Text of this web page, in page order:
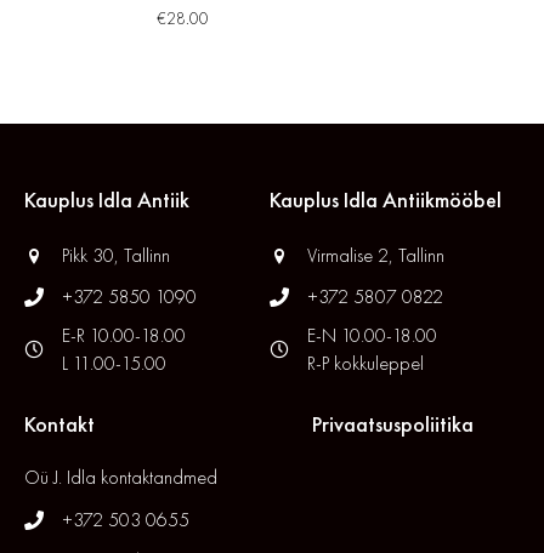
€28.00
Kauplus Idla Antiik
Pikk 30, Tallinn
+372 5850 1090
E-R 10.00-18.00
L 11.00-15.00
Kauplus Idla Antiikmööbel
Virmalise 2, Tallinn
+372 5807 0822
E-N 10.00-18.00
R-P kokkuleppel
Kontakt
Oü J. Idla kontaktandmed
+372 503 0655
Privaatsuspoliitika